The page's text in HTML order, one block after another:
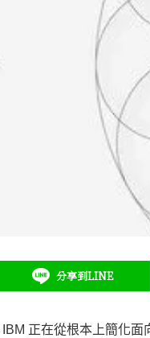
分享到LINE
IBM 正在從根本上簡化